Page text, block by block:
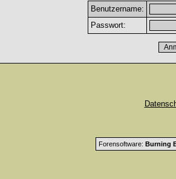
Benutzername:
Passwort:
Forensoftware: Burning